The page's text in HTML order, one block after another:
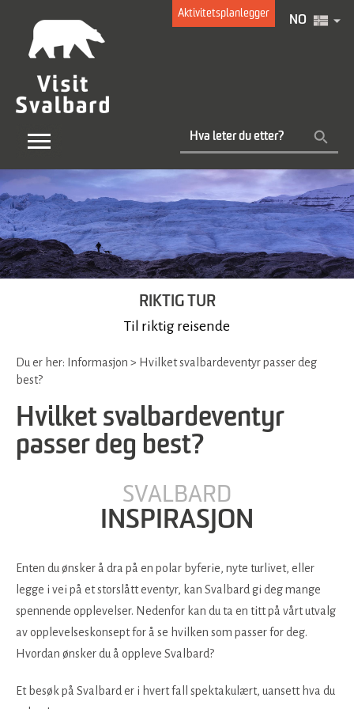
Aktivitetsplanlegger
NO
RIKTIG TUR
Til riktig reisende
Du er her: Informasjon > Hvilket svalbardeventyr passer deg
best?
Hvilket svalbardeventyr
passer deg best?
SVALBARD
INSPIRASJON
Enten du ønsker å dra på en polar byferie, nyte turlivet, eller
legge i vei på et storslått eventyr, kan Svalbard gi deg mange
spennende opplevelser. Nedenfor kan du ta en titt på vårt utvalg
av opplevelseskonsept for å se hvilken som passer for deg.
Hvordan ønsker du å oppleve Svalbard?
Et besøk på Svalbard er i hvert fall spektakulært, uansett hva du